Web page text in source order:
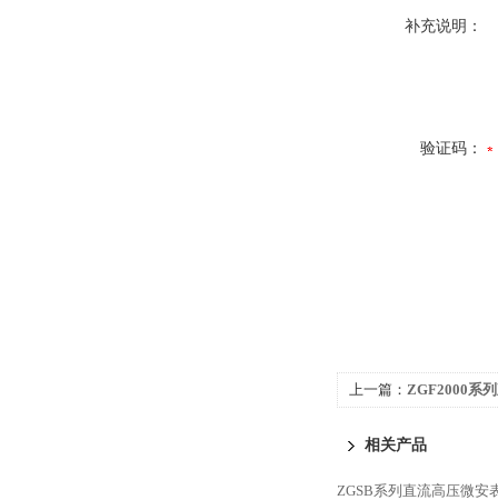
补充说明：
验证码：
上一篇： ZGF2000系
相关产品
ZGSB系列直流高压微安